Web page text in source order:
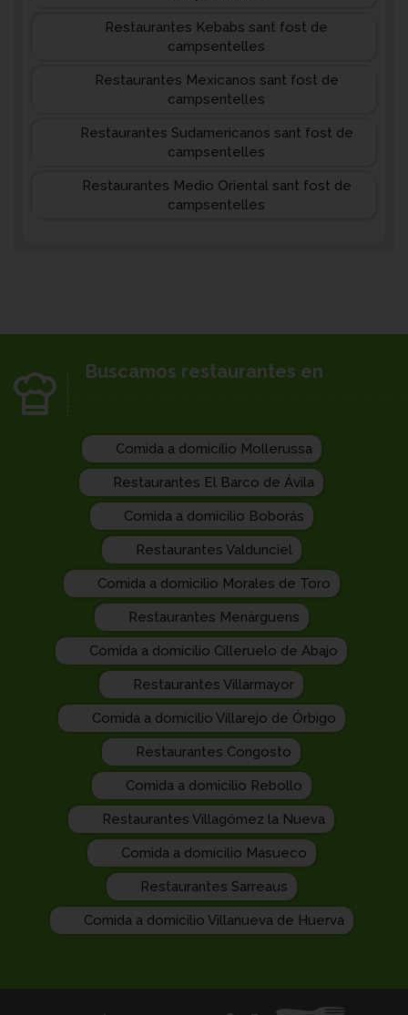
Restaurantes Kebabs sant fost de
campsentelles
Restaurantes Mexicanos sant fost de
campsentelles
Restaurantes Sudamericanos sant fost de
campsentelles
Restaurantes Medio Oriental sant fost de
campsentelles
Buscamos restaurantes en
Comida a domicilio Mollerussa
Restaurantes El Barco de Ávila
Comida a domicilio Boborás
Restaurantes Valdunciel
Comida a domicilio Morales de Toro
Restaurantes Menàrguens
Comida a domicilio Cilleruelo de Abajo
Restaurantes Villarmayor
Comida a domicilio Villarejo de Órbigo
Restaurantes Congosto
Comida a domicilio Rebollo
Restaurantes Villagómez la Nueva
Comida a domicilio Masueco
Restaurantes Sarreaus
Comida a domicilio Villanueva de Huerva